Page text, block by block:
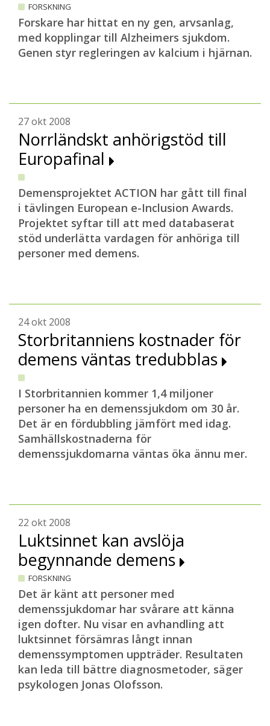
FORSKNING
Forskare har hittat en ny gen, arvsanlag,
med kopplingar till Alzheimers sjukdom.
Genen styr regleringen av kalcium i hjärnan.
27 okt 2008
Norrländskt anhörigstöd till
Europafinal
Demensprojektet ACTION har gått till final
i tävlingen European e-Inclusion Awards.
Projektet syftar till att med databaserat
stöd underlätta vardagen för anhöriga till
personer med demens.
24 okt 2008
Storbritanniens kostnader för
demens väntas tredubblas
I Storbritannien kommer 1,4 miljoner
personer ha en demenssjukdom om 30 år.
Det är en fördubbling jämfört med idag.
Samhällskostnaderna för
demenssjukdomarna väntas öka ännu mer.
22 okt 2008
Luktsinnet kan avslöja
begynnande demens
FORSKNING
Det är känt att personer med
demenssjukdomar har svårare att känna
igen dofter. Nu visar en avhandling att
luktsinnet försämras långt innan
demenssymptomen uppträder. Resultaten
kan leda till bättre diagnosmetoder, säger
psykologen Jonas Olofsson.